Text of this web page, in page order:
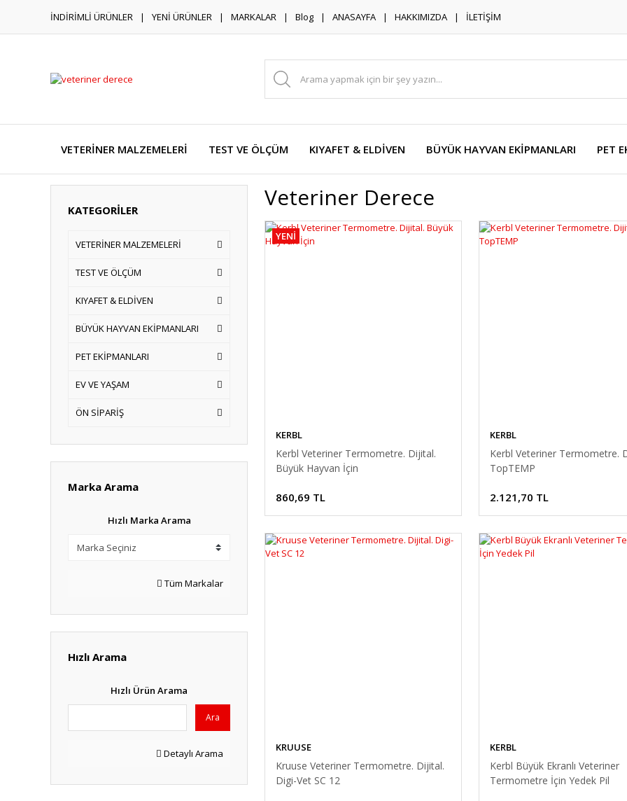
İNDİRİMLİ ÜRÜNLER YENİ ÜRÜNLER MARKALAR Blog ANASAYFA HAKKIMIZDA İLETİŞİM
VETERİNER MALZEMELERİ TEST VE ÖLÇÜM KIYAFET & ELDİVEN BÜYÜK HAYVAN EKİPMANLARI PET
KATEGORİLER
VETERİNER MALZEMELERİ
TEST VE ÖLÇÜM
KIYAFET & ELDİVEN
BÜYÜK HAYVAN EKİPMANLARI
PET EKİPMANLARI
EV VE YAŞAM
ÖN SİPARİŞ
Marka Arama
Hızlı Marka Arama
Tüm Markalar
Hızlı Arama
Hızlı Ürün Arama
Ara
Detaylı Arama
Veteriner Derece
YENİ
KERBL
Kerbl Veteriner Termometre. Dijital.
Büyük Hayvan İçin
860,69 TL
KERBL
Kerbl Veteriner Termometre.
TopTEMP
2.121,70 TL
KRUUSE
Kruuse Veteriner Termometre. Dijital.
Digi-Vet SC 12
KERBL
Kerbl Büyük Ekranlı Veteriner
Termometre İçin Yedek Pil